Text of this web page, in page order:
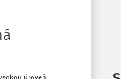
(2)
úroveň